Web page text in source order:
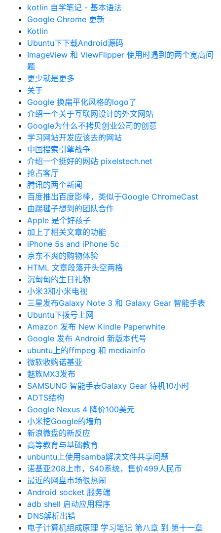
kotlin 自学笔记 - 基本语法
Google Chrome 更新
Kotlin
Ubuntu下下载Android源码
ImageView 和 ViewFlipper 使用时遇到的两个宽高问
题
更少就是更多
关于
Google 换扁平化风格的logo了
介绍一个关于互联网设计的外文网站
Google为什么不拷贝创业公司的创意
学习网站开发应该去的网站
中国搜索引擎战争
介绍一个挺好的网站 pixelstech.net
抢占客厅
腾讯的两个新闻
百度推出百度影棒，类似于Google ChromeCast
由踢毽子想到的团队合作
Apple 是个好孩子
加上了相关文章的功能
iPhone 5s and iPhone 5c
京东不爽的购物体验
HTML 文章段落开头空两格
沉甸甸的生日礼物
小米3和小米电视
三星发布Galaxy Note 3 和 Galaxy Gear 智能手表
Ubuntu下拨号上网
Amazon 发布 New Kindle Paperwhite
Google 发布 Android 新版本代号
ubuntu上的ffmpeg 和 mediainfo
微软收购诺基亚
魅族MX3发布
SAMSUNG 智能手表Galaxy Gear 待机10小时
ADTS结构
Google Nexus 4 降价100美元
小米挖Google的墙角
新浪微盘的新反应
高等教育与基础教育
unbuntu上使用samba解决文件共享问题
诺基亚208上市，S40系统，售价499人民币
最近的网盘市场很热闹
Android socket 服务端
adb shell 启动应用程序
DNS解析出错
电子计算机组成原理 学习笔记 第八章 到 第十一章